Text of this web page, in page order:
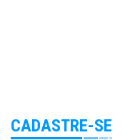
CADASTRE-SE